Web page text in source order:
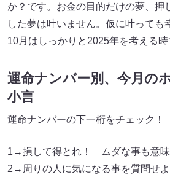
か？です。お金の目的だけの夢、押
した夢は叶いません。仮に叶っても
10月はしっかりと2025年を考える時
運命ナンバー別、今月の
小言
運命ナンバーの下一桁をチェック！
1→損して得とれ！ ムダな事も意味
2→周りの人に気になる事を質問せよ